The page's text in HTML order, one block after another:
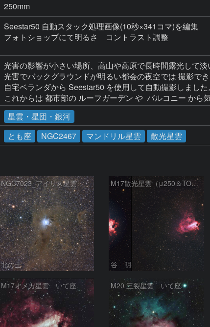
250mm
Seestar50 自動スタック処理画像(10秒×341コマ)を編集
フォトショップにて明るさ　コントラスト調整
光害の影響が小さい場所、高山や高原で長時間露光して
光害でバックグラウンドが明るい都会の夜空では 撮影で
自宅ベランダから Seestar50 を使用して自動撮影しました。
星雲・星団・銀河
とも座 NGC2467 マンドリル星雲 散光星雲
NGC7023_アイリス星雲
北の士
M17散光星雲（μ250＆TOA130）
谷 明
M17オメガ星雲 いて座 M20 三裂星雲 いて座